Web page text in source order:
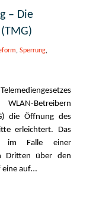
– Die
,Sperrung,
Betreibern
die Öffnung des
erleichtert. Das
im Falle einer
Dritten über den
eine auf…